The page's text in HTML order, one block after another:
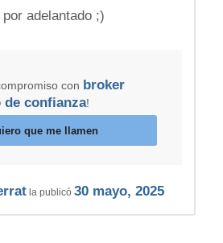
adelantado ;)
con broker
confianza!
que me llamen
la publicó 30 mayo, 2025